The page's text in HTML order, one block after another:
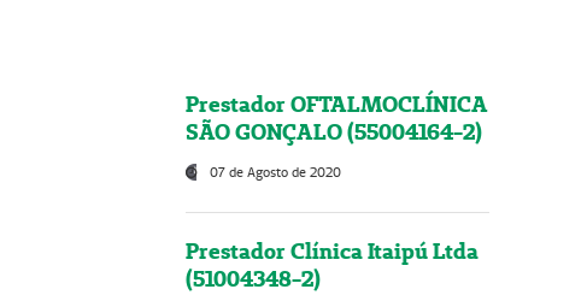
Prestador OFTALMOCLÍNICA
SÃO GONÇALO (55004164-2)
07 de Agosto de 2020
Prestador Clínica Itaipú Ltda
(51004348-2)